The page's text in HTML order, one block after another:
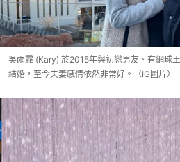
吳雨霏 (Kary) 於2015年與初戀男友、有網球
結婚，至今夫妻感情依然非常好。（IG圖片）